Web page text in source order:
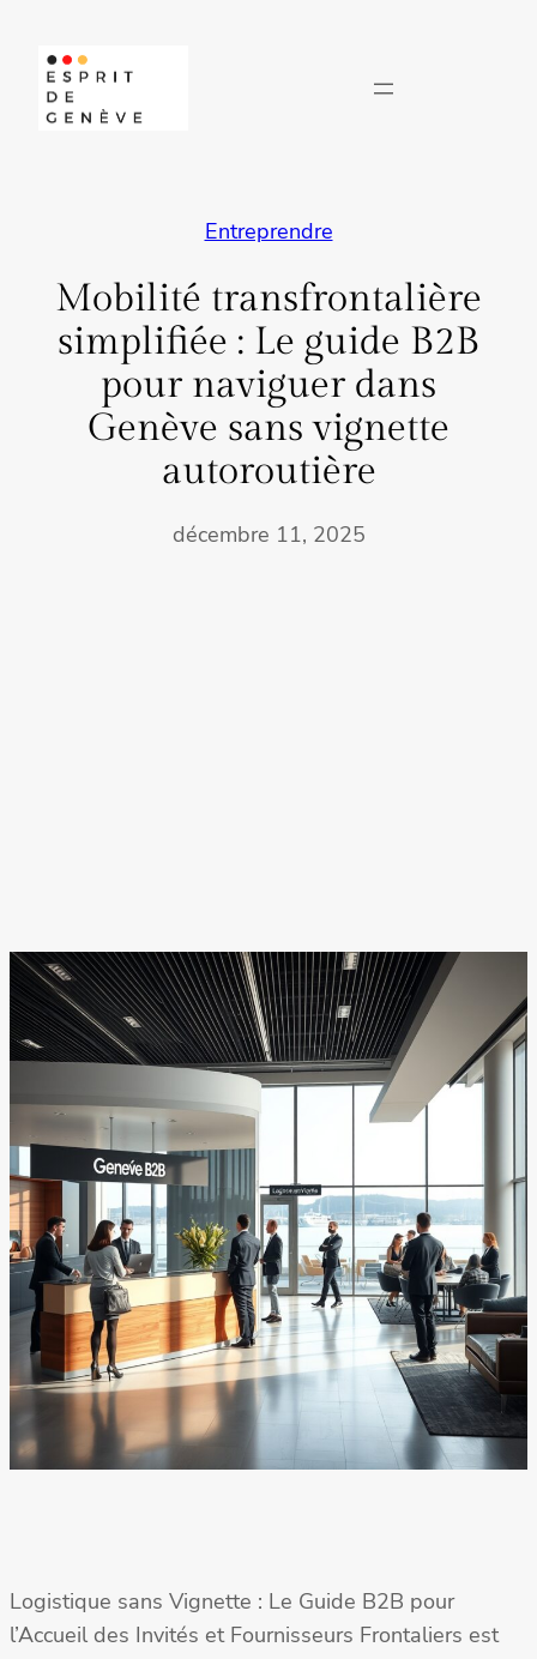
contenu
Entreprendre
Mobilité transfrontalière
simplifiée : Le guide B2B
pour naviguer dans
Genève sans vignette
autoroutière
décembre 11, 2025
Logistique sans Vignette : Le Guide B2B pour
l’Accueil des Invités et Fournisseurs Frontaliers est